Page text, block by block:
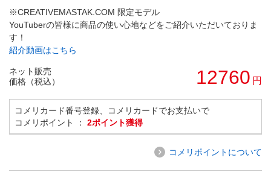
※CREATIVEMASTAK.COM 限定モデル
YouTuberの皆様に商品の使い心地などをご紹介いただいておりま
す！
紹介動画はこちら
ネット販売
価格（税込）
12760 円
コメリカード番号登録、コメリカードでお支払いで
コメリポイント ： 2ポイント獲得
コメリポイントについて